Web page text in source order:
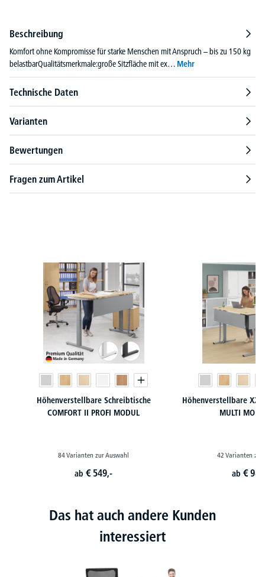
Beschreibung
Komfort ohne Kompromisse für starke Menschen mit Anspruch – bis zu 150 kg
belastbarQualitätsmerkmale:große Sitzfläche mit ex… Mehr
Technische Daten
Varianten
Bewertungen
Fragen zum Artikel
Höhenverstellbare Schreibtische
COMFORT II PROFI MODUL
84 Varianten zur Auswahl
ab€ 549,-
Höhenverstellbare
MULTI
42 Varianten zur
ab €
Das hat auch andere Kunden
interessiert